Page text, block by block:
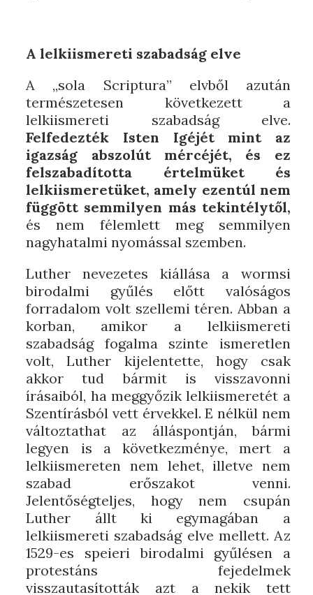
A lelkiismereti szabadság elve
A „sola Scriptura” elvből azután
természetesen következett a
lelkiismereti szabadság elve.
Felfedezték Isten Igéjét mint az
igazság abszolút mércéjét, és ez
felszabadította értelmüket és
lelkiismeretüket, amely ezentúl nem
függött semmilyen más tekintélytől,
és nem félemlett meg semmilyen
nagyhatalmi nyomással szemben.
Luther nevezetes kiállása a wormsi
birodalmi gyűlés előtt valóságos
forradalom volt szellemi téren. Abban a
korban, amikor a lelkiismereti
szabadság fogalma szinte ismeretlen
volt, Luther kijelentette, hogy csak
akkor tud bármit is visszavonni
írásaiból, ha meggyőzik lelkiismeretét a
Szentírásból vett érvekkel. E nélkül nem
változtathat az álláspontján, bármi
legyen is a következménye, mert a
lelkiismereten nem lehet, illetve nem
szabad erőszakot venni.
Jelentőségteljes, hogy nem csupán
Luther állt ki egymagában a
lelkiismereti szabadság elve mellett. Az
1529-es speieri birodalmi gyűlésen a
protestáns fejedelmek
visszautasították azt a nekik tett